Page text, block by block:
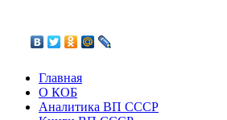
Главная
О КОБ
Аналитика ВП СССР